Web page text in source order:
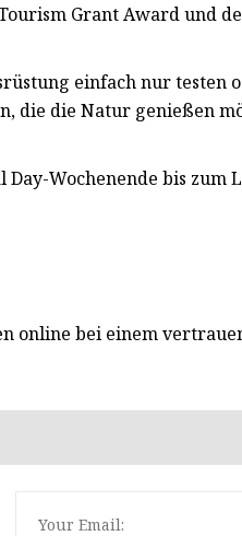
Grant Award und
einfach nur testen
die die Natur genießen
Wochenende bis zum
online bei einem